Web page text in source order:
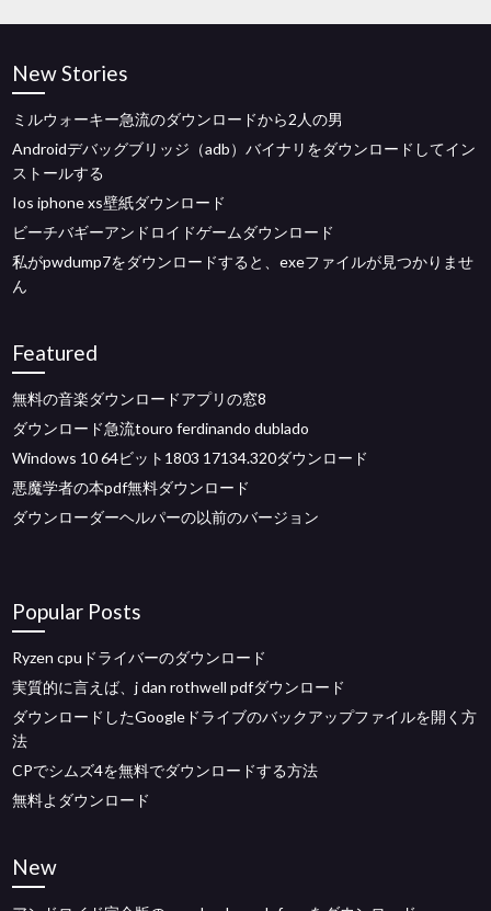
New Stories
ミルウォーキー急流のダウンロードから2人の男
Androidデバッグブリッジ（adb）バイナリをダウンロードしてイン
ストールする
Ios iphone xs壁紙ダウンロード
ビーチバギーアンドロイドゲームダウンロード
私がpwdump7をダウンロードすると、exeファイルが見つかりませ
ん
Featured
無料の音楽ダウンロードアプリの窓8
ダウンロード急流touro ferdinando dublado
Windows 10 64ビット1803 17134.320ダウンロード
悪魔学者の本pdf無料ダウンロード
ダウンローダーヘルパーの以前のバージョン
Popular Posts
Ryzen cpuドライバーのダウンロード
実質的に言えば、j dan rothwell pdfダウンロード
ダウンロードしたGoogleドライブのバックアップファイルを開く方
法
CPでシムズ4を無料でダウンロードする方法
無料よダウンロード
New